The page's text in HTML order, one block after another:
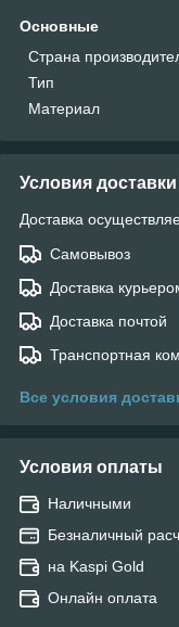
Основные
Страна
Тип
Материал
Условия доставки
Доставка
Самовывоз
Доставка
Доставка почтой
Транспортная
Все условия
Условия оплаты
Наличными
Безналичный
на Kaspi Gold
Онлайн оплата